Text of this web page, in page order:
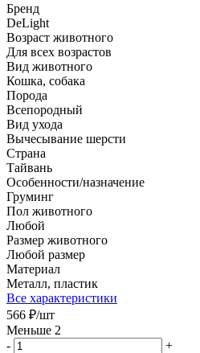
Бренд
DeLight
Возраст животного
Для всех возрастов
Вид животного
Кошка, собака
Порода
Всепородный
Вид ухода
Вычесывание шерсти
Страна
Тайвань
Особенности/назначение
Груминг
Пол животного
Любой
Размер животного
Любой размер
Материал
Металл, пластик
Все характеристики
566 ₽/шт
Меньше 2
-
+